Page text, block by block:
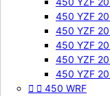
450 YZF
450 YZF
450 YZF
450 YZF
450 YZF
  450 WRF